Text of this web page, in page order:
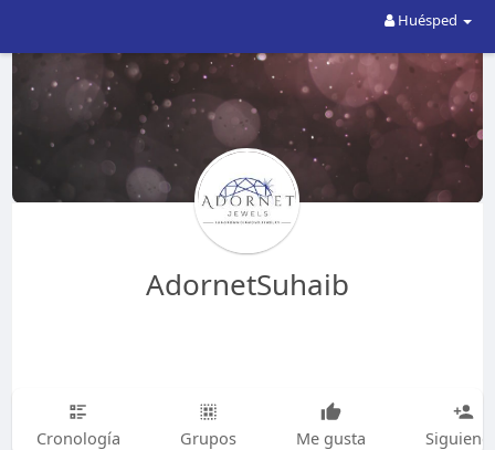
Huésped
AdornetSuhaib
Cronología Grupos Me gusta